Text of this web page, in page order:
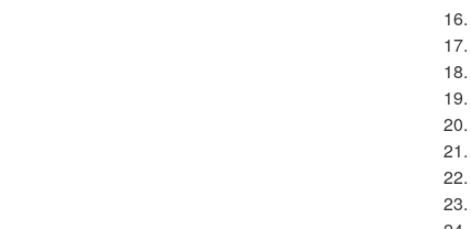
16.
17.
18.
19.
20.
21.
22.
23.